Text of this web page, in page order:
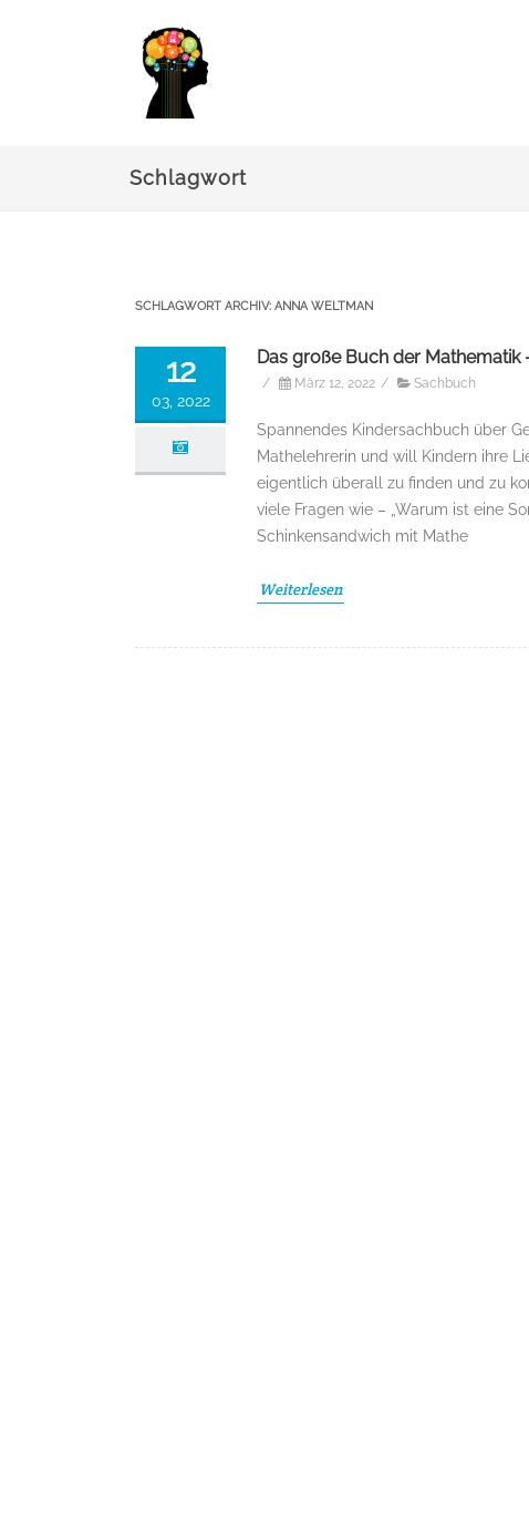
Schlagwort
SCHLAGWORT ARCHIV: ANNA WELTMAN
12
03, 2022
Das große Buch der
/ März 12, 2022 / Sachbuch
Spannendes Kindersachbuch über
Mathelehrerin und will Kindern ihre
eigentlich überall zu finden und zu
viele Fragen wie – „Warum ist eine
Schinkensandwich mit Mathe
Weiterlesen